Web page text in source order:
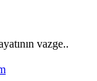
vazge..